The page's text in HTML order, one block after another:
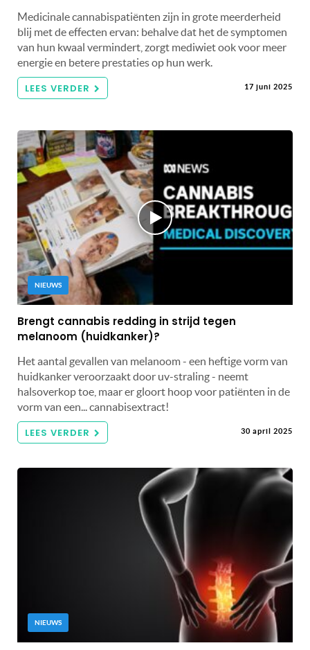
Medicinale cannabispatiënten zijn in grote meerderheid
blij met de effecten ervan: behalve dat het de symptomen
van hun kwaal vermindert, zorgt mediwiet ook voor meer
energie en betere prestaties op hun werk.
LEES VERDER 17 juni 2025
NIEUWS
Brengt cannabis redding in strijd tegen
melanoom (huidkanker)?
Het aantal gevallen van melanoom - een heftige vorm van
huidkanker veroorzaakt door uv-straling - neemt
halsoverkop toe, maar er gloort hoop voor patiënten in de
vorm van een... cannabisextract!
LEES VERDER 30 april 2025
NIEUWS